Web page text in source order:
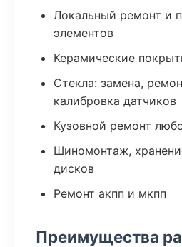
Локальный ремонт и
элементов
Керамические
Стекла: замена,
калибровка датчиков
Кузовной ремонт
Шиномонтаж,
дисков
Ремонт акпп и мкпп
Преимущества